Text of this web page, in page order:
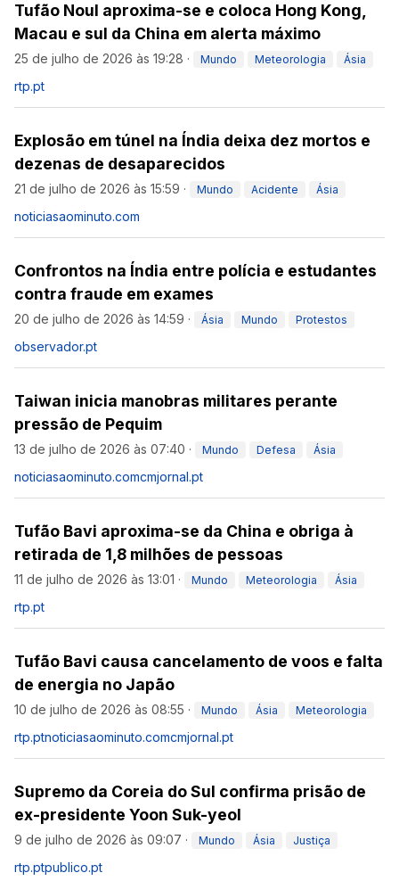
Tufão Noul aproxima-se e coloca Hong Kong,
Macau e sul da China em alerta máximo
25 de julho de 2026 às 19:28 · Mundo Meteorologia Ásia
rtp.pt
Explosão em túnel na Índia deixa dez mortos e
dezenas de desaparecidos
21 de julho de 2026 às 15:59 · Mundo Acidente Ásia
noticiasaominuto.com
Confrontos na Índia entre polícia e estudantes
contra fraude em exames
20 de julho de 2026 às 14:59 · Ásia Mundo Protestos
observador.pt
Taiwan inicia manobras militares perante
pressão de Pequim
13 de julho de 2026 às 07:40 · Mundo Defesa Ásia
noticiasaominuto.comcmjornal.pt
Tufão Bavi aproxima-se da China e obriga à
retirada de 1,8 milhões de pessoas
11 de julho de 2026 às 13:01 · Mundo Meteorologia Ásia
rtp.pt
Tufão Bavi causa cancelamento de voos e falta
de energia no Japão
10 de julho de 2026 às 08:55 · Mundo Ásia Meteorologia
rtp.ptnoticiasaominuto.comcmjornal.pt
Supremo da Coreia do Sul confirma prisão de
ex-presidente Yoon Suk-yeol
9 de julho de 2026 às 09:07 · Mundo Ásia Justiça
rtp.ptpublico.pt